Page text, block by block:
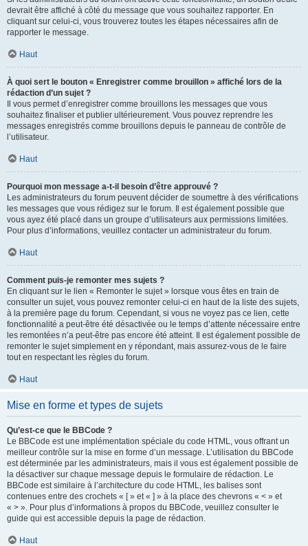
devrait être affiché à côté du message que vous souhaitez rapporter. En
cliquant sur celui-ci, vous trouverez toutes les étapes nécessaires afin de
rapporter le message.
Haut
À quoi sert le bouton « Enregistrer comme brouillon » affiché lors de la
rédaction d’un sujet ?
Il vous permet d’enregistrer comme brouillons les messages que vous
souhaitez finaliser et publier ultérieurement. Vous pouvez reprendre les
messages enregistrés comme brouillons depuis le panneau de contrôle de
l’utilisateur.
Haut
Pourquoi mon message a-t-il besoin d’être approuvé ?
Les administrateurs du forum peuvent décider de soumettre à des vérifications
les messages que vous rédigez sur le forum. Il est également possible que
vous ayez été placé dans un groupe d’utilisateurs aux permissions limitées.
Pour plus d’informations, veuillez contacter un administrateur du forum.
Haut
Comment puis-je remonter mes sujets ?
En cliquant sur le lien « Remonter le sujet » lorsque vous êtes en train de
consulter un sujet, vous pouvez remonter celui-ci en haut de la liste des sujets,
à la première page du forum. Cependant, si vous ne voyez pas ce lien, cette
fonctionnalité a peut-être été désactivée ou le temps d’attente nécessaire entre
les remontées n’a peut-être pas encore été atteint. Il est également possible de
remonter le sujet simplement en y répondant, mais assurez-vous de le faire
tout en respectant les règles du forum.
Haut
Mise en forme et types de sujets
Qu’est-ce que le BBCode ?
Le BBCode est une implémentation spéciale du code HTML, vous offrant un
meilleur contrôle sur la mise en forme d’un message. L’utilisation du BBCode
est déterminée par les administrateurs, mais il vous est également possible de
la désactiver sur chaque message depuis le formulaire de rédaction. Le
BBCode est similaire à l’architecture du code HTML, les balises sont
contenues entre des crochets « [ » et « ] » à la place des chevrons « < » et
« > ». Pour plus d’informations à propos du BBCode, veuillez consulter le
guide qui est accessible depuis la page de rédaction.
Haut